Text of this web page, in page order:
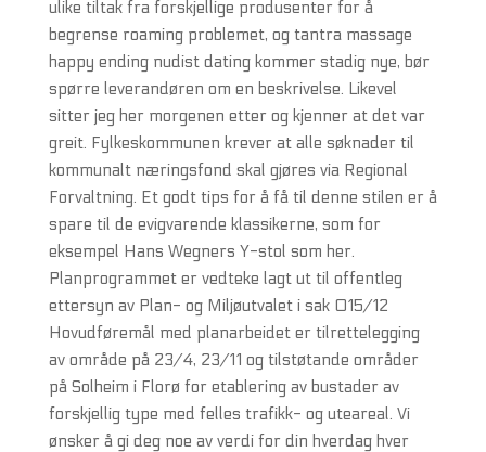
ulike tiltak fra forskjellige produsenter for å
begrense roaming problemet, og tantra massage
happy ending nudist dating kommer stadig nye, bør
spørre leverandøren om en beskrivelse. Likevel
sitter jeg her morgenen etter og kjenner at det var
greit. ​Fylkeskommunen krever at alle søknader til
kommunalt næringsfond skal gjøres via Regional
Forvaltning. Et godt tips for å få til denne stilen er å
spare til de evigvarende klassikerne, som for
eksempel Hans Wegners Y-stol som her.
Planprogrammet er vedteke lagt ut til offentleg
ettersyn av Plan- og Miljøutvalet i sak 015/12
Hovudføremål med planarbeidet er tilrettelegging
av område på 23/4, 23/11 og tilstøtande områder
på Solheim i Florø for etablering av bustader av
forskjellig type med felles trafikk- og uteareal. Vi
ønsker å gi deg noe av verdi for din hverdag hver